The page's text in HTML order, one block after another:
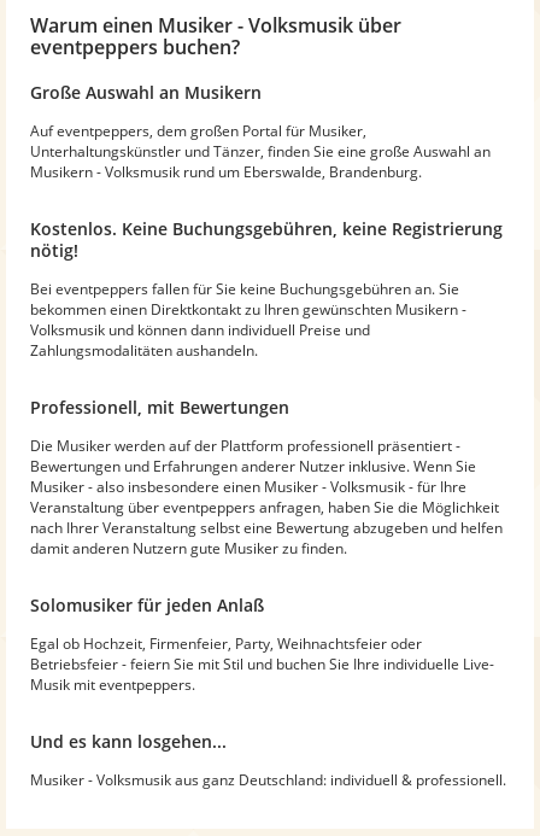
Warum einen Musiker - Volksmusik über
eventpeppers buchen?
Große Auswahl an Musikern
Auf eventpeppers, dem großen Portal für Musiker,
Unterhaltungskünstler und Tänzer, finden Sie eine große Auswahl an
Musikern - Volksmusik rund um Eberswalde, Brandenburg.
Kostenlos. Keine Buchungsgebühren, keine Registrierung
nötig!
Bei eventpeppers fallen für Sie keine Buchungsgebühren an. Sie
bekommen einen Direktkontakt zu Ihren gewünschten Musikern -
Volksmusik und können dann individuell Preise und
Zahlungsmodalitäten aushandeln.
Professionell, mit Bewertungen
Die Musiker werden auf der Plattform professionell präsentiert -
Bewertungen und Erfahrungen anderer Nutzer inklusive. Wenn Sie
Musiker - also insbesondere einen Musiker - Volksmusik - für Ihre
Veranstaltung über eventpeppers anfragen, haben Sie die Möglichkeit
nach Ihrer Veranstaltung selbst eine Bewertung abzugeben und helfen
damit anderen Nutzern gute Musiker zu finden.
Solomusiker für jeden Anlaß
Egal ob Hochzeit, Firmenfeier, Party, Weihnachtsfeier oder
Betriebsfeier - feiern Sie mit Stil und buchen Sie Ihre individuelle Live-
Musik mit eventpeppers.
Und es kann losgehen...
Musiker - Volksmusik aus ganz Deutschland: individuell & professionell.